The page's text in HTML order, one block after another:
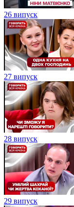
26 випуск
27 випуск
28 випуск
29 випуск